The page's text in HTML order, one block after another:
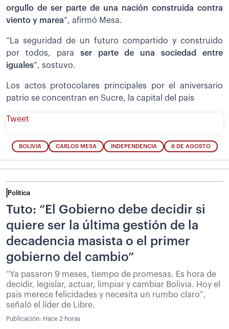
orgullo de ser parte de una nación construida contra
viento y marea”, afirmó Mesa.
“La seguridad de un futuro compartido y construido
por todos, para ser parte de una sociedad entre
iguales”, sostuvo.
Los actos protocolares principales por el aniversario
patrio se concentran en Sucre, la capital del país
Tweet
BOLIVIA CARLOS MESA INDEPENDENCIA 6 DE AGOSTO
Política
Tuto: “El Gobierno debe decidir si
quiere ser la última gestión de la
decadencia masista o el primer
gobierno del cambio”
“Ya pasaron 9 meses, tiempo de promesas. Es hora de
decidir, legislar, actuar, limpiar y cambiar Bolivia. Hoy el
país merece felicidades y necesita un rumbo claro”,
señaló el líder de Libre.
Publicación: Hace 2 horas